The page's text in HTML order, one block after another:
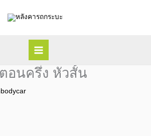
อนครึ่ง หัวสั้น